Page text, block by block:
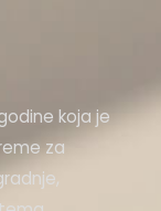
koja je
za